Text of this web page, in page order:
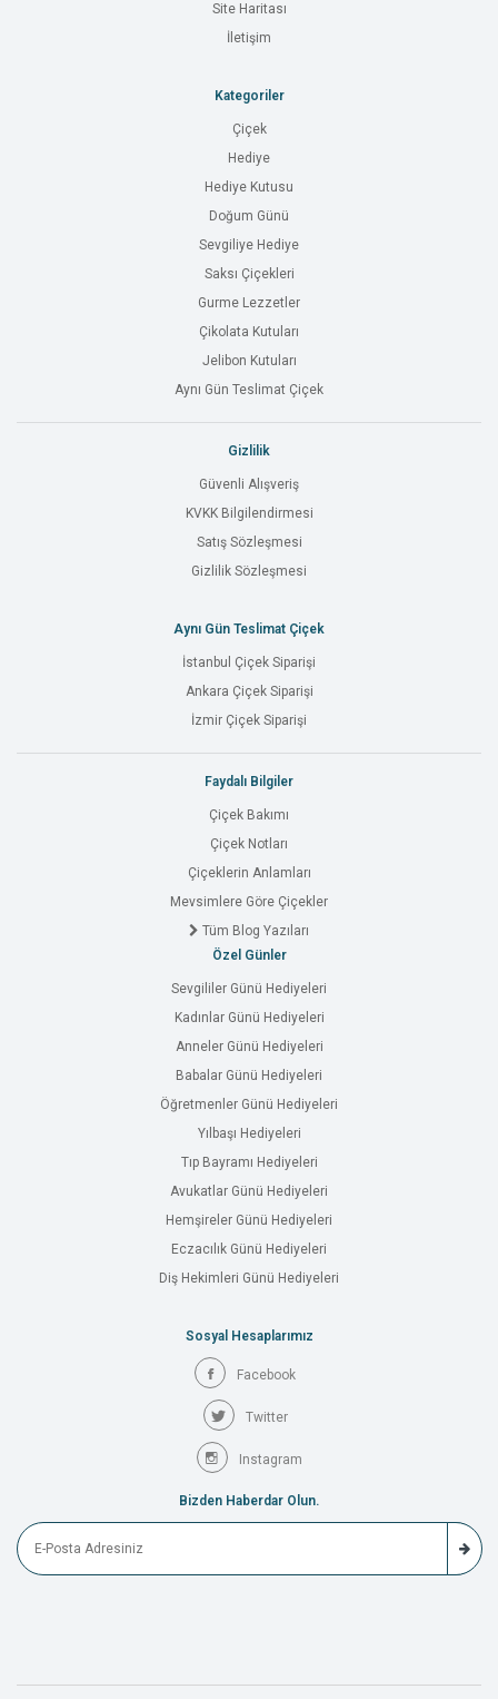
Site Haritası
İletişim
Kategoriler
Çiçek
Hediye
Hediye Kutusu
Doğum Günü
Sevgiliye Hediye
Saksı Çiçekleri
Gurme Lezzetler
Çikolata Kutuları
Jelibon Kutuları
Aynı Gün Teslimat Çiçek
Gizlilik
Güvenli Alışveriş
KVKK Bilgilendirmesi
Satış Sözleşmesi
Gizlilik Sözleşmesi
Aynı Gün Teslimat Çiçek
İstanbul Çiçek Siparişi
Ankara Çiçek Siparişi
İzmir Çiçek Siparişi
Faydalı Bilgiler
Çiçek Bakımı
Çiçek Notları
Çiçeklerin Anlamları
Mevsimlere Göre Çiçekler
Tüm Blog Yazıları
Özel Günler
Sevgililer Günü Hediyeleri
Kadınlar Günü Hediyeleri
Anneler Günü Hediyeleri
Babalar Günü Hediyeleri
Öğretmenler Günü Hediyeleri
Yılbaşı Hediyeleri
Tıp Bayramı Hediyeleri
Avukatlar Günü Hediyeleri
Hemşireler Günü Hediyeleri
Eczacılık Günü Hediyeleri
Diş Hekimleri Günü Hediyeleri
Sosyal Hesaplarımız
Facebook
Twitter
Instagram
Bizden Haberdar Olun.